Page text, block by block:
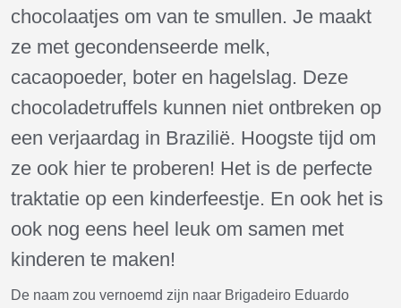
chocolaatjes om van te smullen. Je maakt
ze met gecondenseerde melk,
cacaopoeder, boter en hagelslag. Deze
chocoladetruffels kunnen niet ontbreken op
een verjaardag in Brazilië. Hoogste tijd om
ze ook hier te proberen! Het is de perfecte
traktatie op een kinderfeestje. En ook het is
ook nog eens heel leuk om samen met
kinderen te maken!
De naam zou vernoemd zijn naar Brigadeiro Eduardo